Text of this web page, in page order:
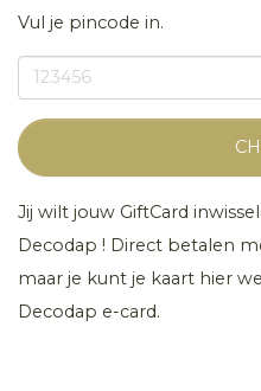
Vul je pincode in.
Jij wilt jouw GiftCard
Decodap ! Direct betalen
maar je kunt je kaart hier
Decodap e-card.